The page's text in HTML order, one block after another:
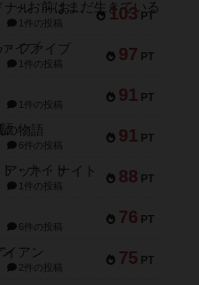
103 PT
セミファイナル ～お前はまだ生きている～
1件の投稿
97 PT
・ファイブ
1件の投稿
91 PT
1件の投稿
91 PT
の物語
6件の投稿
88 PT
ット・ナイト
1件の投稿
76 PT
6件の投稿
75 PT
イアン
2件の投稿